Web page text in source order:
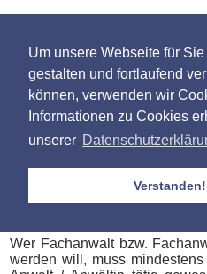
Um unsere Webseite für
gestalten und fortlaufend
können, verwenden wir
Informationen zu Cookies
unserer
Verstanden!
Menü
Was ist ein
Fachanwältin?
Als Gütesiegel der
Wer Fachanwalt bzw.
werden will, muss